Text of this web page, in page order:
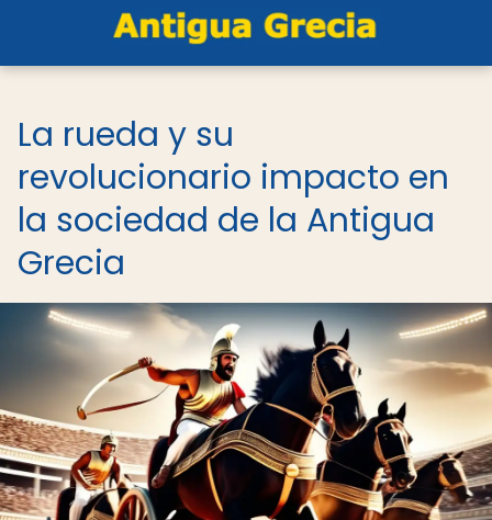
La rueda y su
revolucionario impacto en
la sociedad de la Antigua
Grecia